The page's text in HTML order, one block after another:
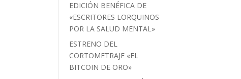
EDICIÓN BENÉFICA DE
«ESCRITORES LORQUINOS
POR LA SALUD MENTAL»
ESTRENO DEL
CORTOMETRAJE «EL
BITCOIN DE ORO»